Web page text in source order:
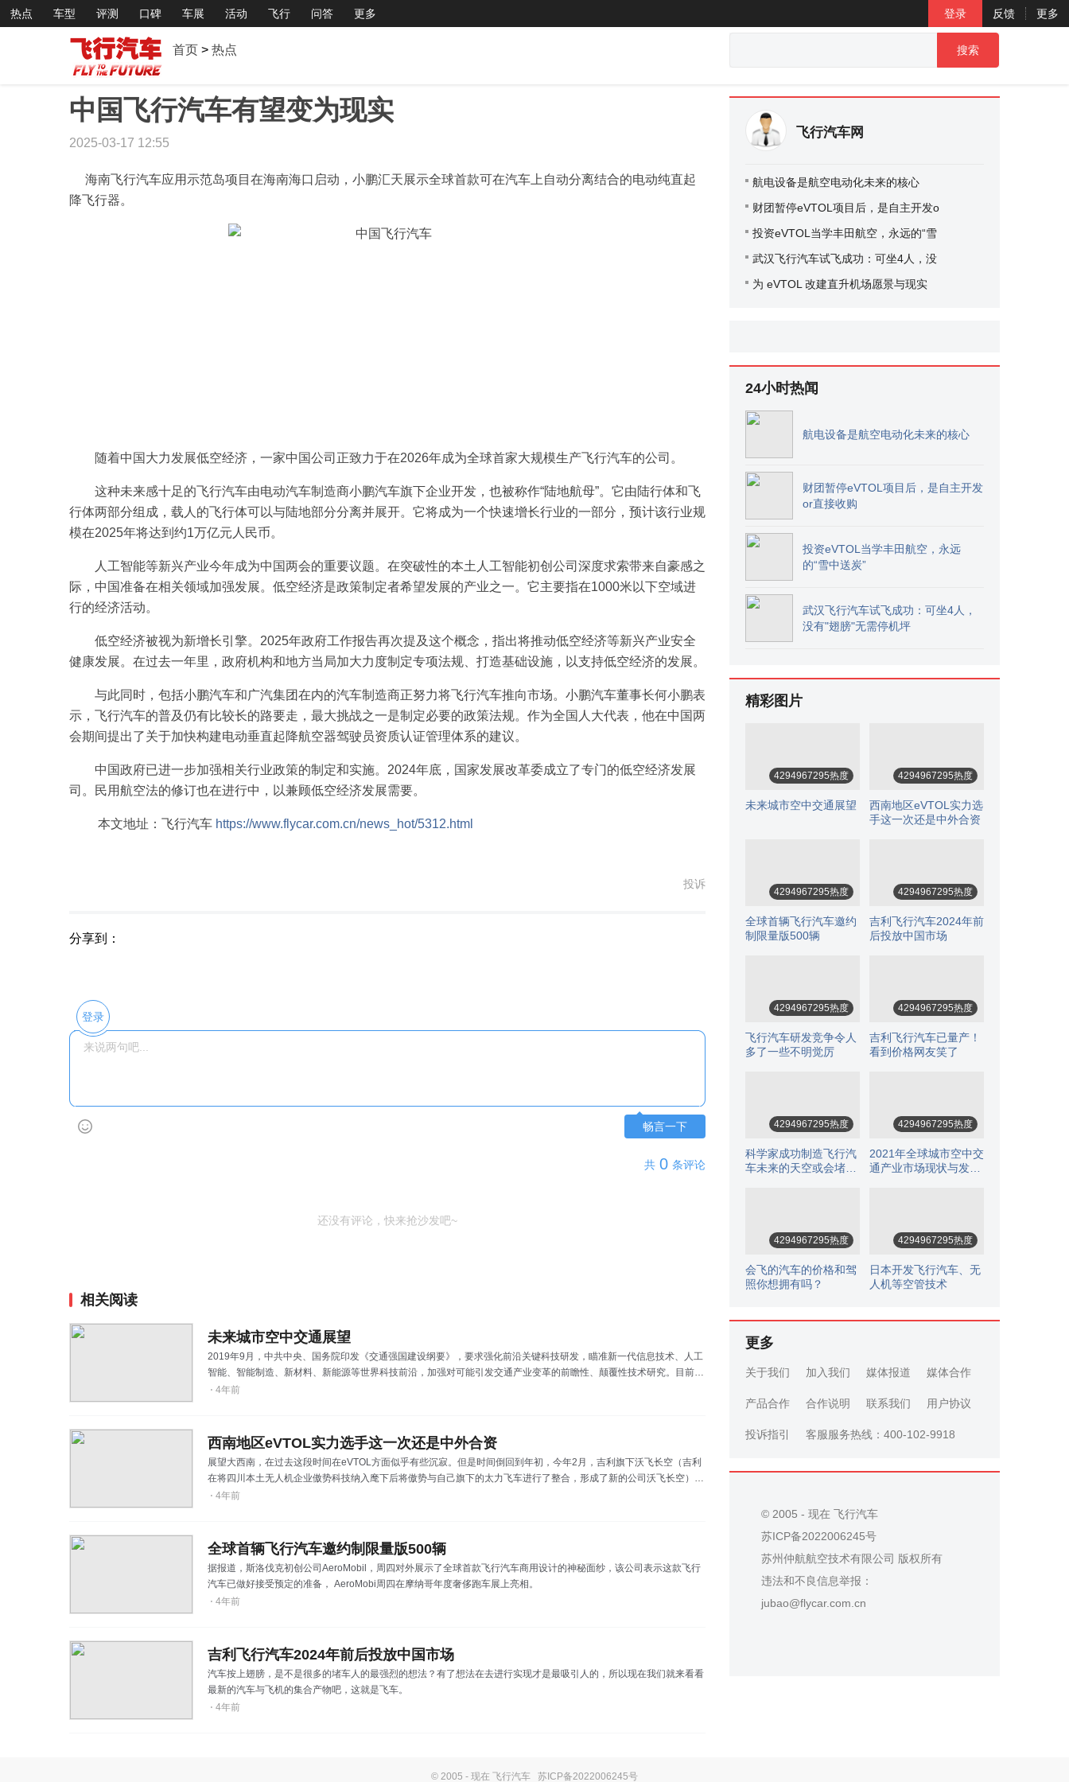
热点 车型 评测 口碑 车展 活动 飞行 问答 更多 登录 反馈 更多
首页 > 热点 搜索
中国飞行汽车有望变为现实
2025-03-17 12:55
海南飞行汽车应用示范岛项目在海南海口启动，小鹏汇天展示全球首款可在汽车上自动分离结合的电动纯直起
降飞行器。
随着中国大力发展低空经济，一家中国公司正致力于在2026年成为全球首家大规模生产飞行汽车的公司。
这种未来感十足的飞行汽车由电动汽车制造商小鹏汽车旗下企业开发，也被称作“陆地航母”。它由陆行体和飞
行体两部分组成，载人的飞行体可以与陆地部分分离并展开。它将成为一个快速增长行业的一部分，预计该行业规
模在2025年将达到约1万亿元人民币。
人工智能等新兴产业今年成为中国两会的重要议题。在突破性的本土人工智能初创公司深度求索带来自豪感之
际，中国准备在相关领域加强发展。低空经济是政策制定者希望发展的产业之一。它主要指在1000米以下空域进
行的经济活动。
低空经济被视为新增长引擎。2025年政府工作报告再次提及这个概念，指出将推动低空经济等新兴产业安全
健康发展。在过去一年里，政府机构和地方当局加大力度制定专项法规、打造基础设施，以支持低空经济的发展。
与此同时，包括小鹏汽车和广汽集团在内的汽车制造商正努力将飞行汽车推向市场。小鹏汽车董事长何小鹏表
示，飞行汽车的普及仍有比较长的路要走，最大挑战之一是制定必要的政策法规。作为全国人大代表，他在中国两
会期间提出了关于加快构建电动垂直起降航空器驾驶员资质认证管理体系的建议。
中国政府已进一步加强相关行业政策的制定和实施。2024年底，国家发展改革委成立了专门的低空经济发展
司。民用航空法的修订也在进行中，以兼顾低空经济发展需要。
本文地址：飞行汽车 https://www.flycar.com.cn/news_hot/5312.html
投诉
分享到：
登录
畅言一下
共 0 条评论
还没有评论，快来抢沙发吧~
相关阅读
未来城市空中交通展望
2019年9月，中共中央、国务院印发《交通强国建设纲要》，要求强化前沿关键科技研发，瞄准新一代信息技术、人工
智能、智能制造、新材料、新能源等世界科技前沿，加强对可能引发交通产业变革的前瞻性、颠覆性技术研究。目前国
家综合立体交通网规划正在编制之中，与相对成熟的陆路、水路以及民航运输相比，城市空中交通尚处探索阶段，未来
⋅ 4年前
西南地区eVTOL实力选手这一次还是中外合资
展望大西南，在过去这段时间在eVTOL方面似乎有些沉寂。但是时间倒回到年初，今年2月，吉利旗下沃飞长空（吉利
在将四川本土无人机企业傲势科技纳入麾下后将傲势与自己旗下的太力飞车进行了整合，形成了新的公司沃飞长空）曾
高调宣布将与吉利在海外投资的德国eVTOL企业Volocopter成立总部设在四川成都的合资公司（总部设在成都！吉利旗
⋅ 4年前
全球首辆飞行汽车邀约制限量版500辆
据报道，斯洛伐克初创公司AeroMobil，周四对外展示了全球首款飞行汽车商用设计的神秘面纱，该公司表示这款飞行
汽车已做好接受预定的准备， AeroMobi周四在摩纳哥年度奢侈跑车展上亮相。
⋅ 4年前
吉利飞行汽车2024年前后投放中国市场
汽车按上翅膀，是不是很多的堵车人的最强烈的想法？有了想法在去进行实现才是最吸引人的，所以现在我们就来看看
最新的汽车与飞机的集合产物吧，这就是飞车。
⋅ 4年前
飞行汽车网
航电设备是航空电动化未来的核心
财团暂停eVTOL项目后，是自主开发o
投资eVTOL当学丰田航空，永远的“雪
武汉飞行汽车试飞成功：可坐4人，没
为 eVTOL 改建直升机场愿景与现实
24小时热闻
航电设备是航空电动化未来的核心
财团暂停eVTOL项目后，是自主开发
or直接收购
投资eVTOL当学丰田航空，永远
的“雪中送炭”
武汉飞行汽车试飞成功：可坐4人，
没有"翅膀"无需停机坪
精彩图片
4294967295热度
未来城市空中交通展望
4294967295热度
西南地区eVTOL实力选
手这一次还是中外合资
4294967295热度
全球首辆飞行汽车邀约
制限量版500辆
4294967295热度
吉利飞行汽车2024年前
后投放中国市场
4294967295热度
飞行汽车研发竞争令人
多了一些不明觉厉
4294967295热度
吉利飞行汽车已量产！
看到价格网友笑了
4294967295热度
科学家成功制造飞行汽
车未来的天空或会堵满
4294967295热度
2021年全球城市空中交
通产业市场现状与发展
4294967295热度
会飞的汽车的价格和驾
照你想拥有吗？
4294967295热度
日本开发飞行汽车、无
人机等空管技术
更多
关于我们 加入我们 媒体报道 媒体合作
产品合作 合作说明 联系我们 用户协议
投诉指引 客服服务热线：400-102-9918
© 2005 - 现在 飞行汽车
苏ICP备2022006245号
苏州仲航航空技术有限公司 版权所有
违法和不良信息举报：
jubao@flycar.com.cn
© 2005 - 现在 飞行汽车 苏ICP备2022006245号